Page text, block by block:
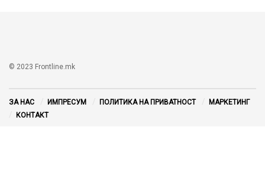
© 2023 Frontline.mk
ЗА НАС ИМПРЕСУМ ПОЛИТИКА НА ПРИВАТНОСТ
МАРКЕТИНГ
КОНТАКТ